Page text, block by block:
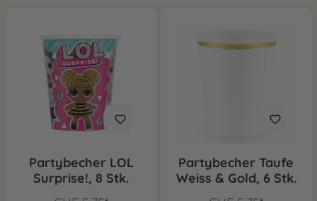
Partybecher LOL
Surprise!, 8 Stk.
Partybecher Taufe
Weiss & Gold, 6 Stk.